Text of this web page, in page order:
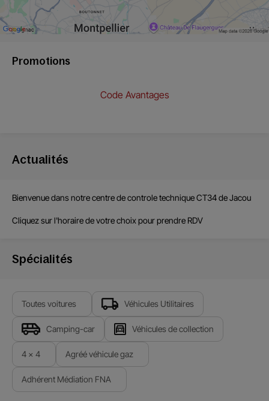
Promotions
Code Avantages
Actualités
Bienvenue dans notre centre decontrole technique CT34deJacou
Cliquez sur l'horaire de votre choix pour prendre RDV
Spécialités
Toutes voitures Véhicules Utilitaires
Camping-car Véhicules de collection
4 x 4 Agréé véhicule gaz
Adhérent Médiation FNA